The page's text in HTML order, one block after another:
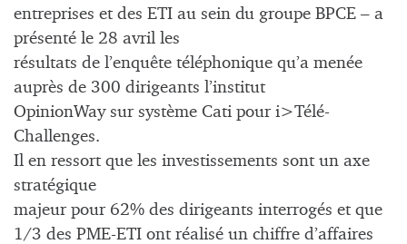
entreprises et des ETI au sein du groupe BPCE – a
présenté le 28 avril les
résultats de l’enquête téléphonique qu’a menée
auprès de 300 dirigeants l’institut
OpinionWay sur système Cati pour i>Télé-
Challenges.
Il en ressort que les investissements sont un axe
stratégique
majeur pour 62% des dirigeants interrogés et que
1/3 des PME-ETI ont réalisé un chiffre d’affaires